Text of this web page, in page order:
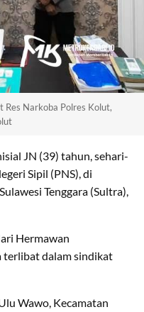
Res Narkoba Polres Kolut,
JN (39) tahun, sehari-
Sipil (PNS), di
, Sulawesi Tenggara (Sultra),
Hermawan
terlibat dalam sindikat
Wawo, Kecamatan